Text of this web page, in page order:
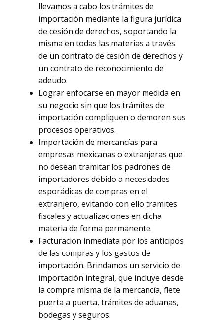
llevamos a cabo los trámites de
importación mediante la figura jurídica
de cesión de derechos, soportando la
misma en todas las materias a través
de un contrato de cesión de derechos y
un contrato de reconocimiento de
adeudo.
Lograr enfocarse en mayor medida en
su negocio sin que los trámites de
importación compliquen o demoren sus
procesos operativos.
Importación de mercancías para
empresas mexicanas o extranjeras que
no desean tramitar los padrones de
importadores debido a necesidades
esporádicas de compras en el
extranjero, evitando con ello tramites
fiscales y actualizaciones en dicha
materia de forma permanente.
Facturación inmediata por los anticipos
de las compras y los gastos de
importación. Brindamos un servicio de
importación integral, que incluye desde
la compra misma de la mercancía, flete
puerta a puerta, trámites de aduanas,
bodegas y seguros.